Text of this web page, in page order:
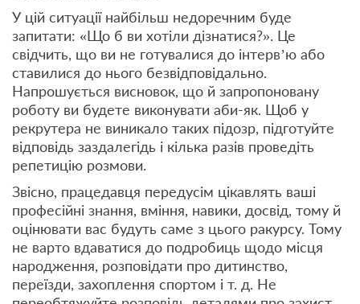
У цій ситуації найбільш недоречним буде
запитати: «Що б ви хотіли дізнатися?». Це
свідчить, що ви не готувалися до інтерв’ю або
ставилися до нього безвідповідально.
Напрошується висновок, що й запропоновану
роботу ви будете виконувати аби-як. Щоб у
рекрутера не виникало таких підозр, підготуйте
відповідь заздалегідь і кілька разів проведіть
репетицію розмови.
Звісно, працедавця передусім цікавлять ваші
професійні знання, вміння, навики, досвід, тому й
оцінювати вас будуть саме з цього ракурсу. Тому
не варто вдаватися до подробиць щодо місця
народження, розповідати про дитинство,
переїзди, захоплення спортом і т. д. Не